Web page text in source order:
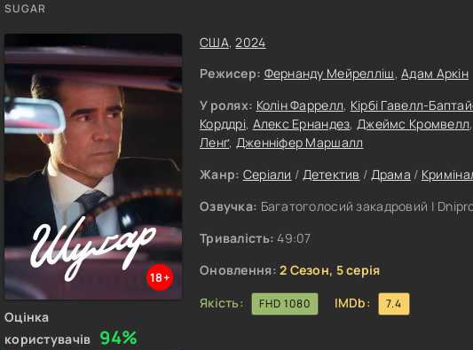
SUGAR
18+
Оцінка
користувачів 94%
США,2024
Режисер: Фернанду Мейрелліш,Адам Аркін
У ролях: Колін Фаррелл, Кірбі Гавелл-
Корддрі, Алекс Ернандез,Джеймс Кромвелл,
Ленґ, Дженніфер Маршалл
Жанр: Серіали / Детектив / Драма /
Озвучка: Багатоголосий закадровий |
Тривалість: 49:07
Оновлення: 2 Сезон, 5 серія
Якість:
FHD 1080 IMDb: 7.4